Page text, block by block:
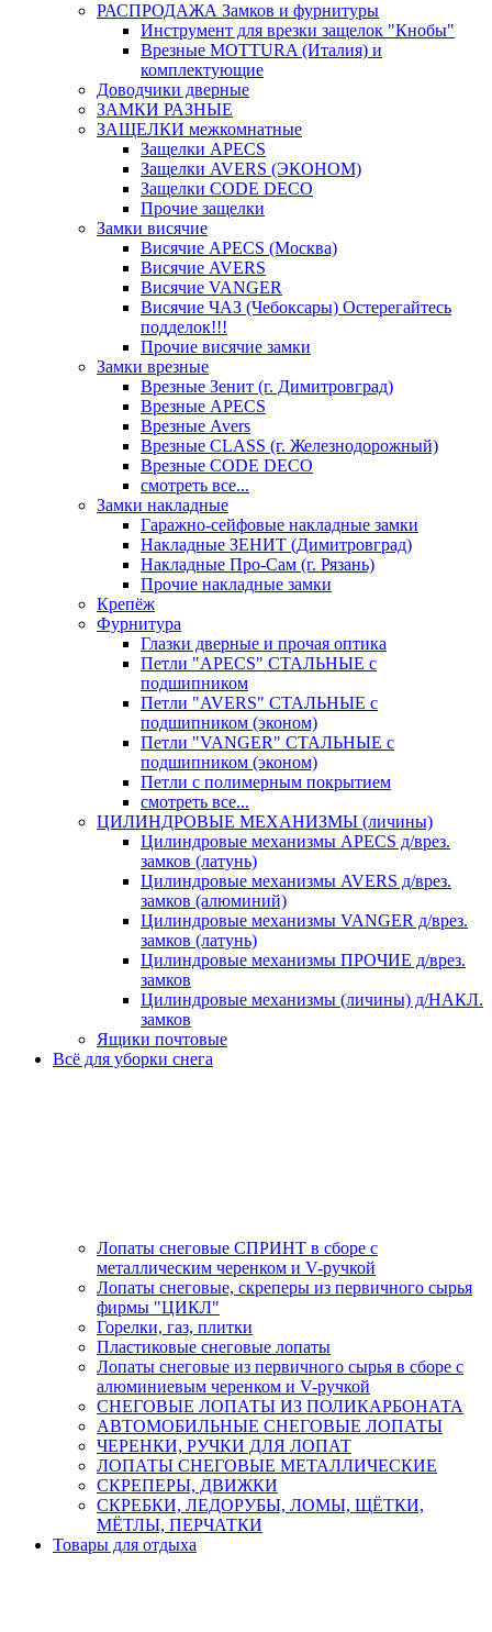
РАСПРОДАЖА Замков и фурнитуры
Инструмент для врезки защелок "Кнобы"
Врезные MOTTURA (Италия) и
комплектующие
Доводчики дверные
ЗАМКИ РАЗНЫЕ
ЗАЩЕЛКИ межкомнатные
Защелки APECS
Защелки AVERS (ЭКОНОМ)
Защелки CODE DECO
Прочие защелки
Замки висячие
Висячие APECS (Москва)
Висячие AVERS
Висячие VANGER
Висячие ЧАЗ (Чебоксары) Остерегайтесь
подделок!!!
Прочие висячие замки
Замки врезные
Врезные Зенит (г. Димитровград)
Врезные APECS
Врезные Avers
Врезные CLASS (г. Железнодорожный)
Врезные CODE DECO
смотреть все...
Замки накладные
Гаражно-сейфовые накладные замки
Накладные ЗЕНИТ (Димитровград)
Накладные Про-Сам (г. Рязань)
Прочие накладные замки
Крепёж
Фурнитура
Глазки дверные и прочая оптика
Петли "APECS" СТАЛЬНЫЕ с
подшипником
Петли "AVERS" СТАЛЬНЫЕ с
подшипником (эконом)
Петли "VANGER" СТАЛЬНЫЕ с
подшипником (эконом)
Петли с полимерным покрытием
смотреть все...
ЦИЛИНДРОВЫЕ МЕХАНИЗМЫ (личины)
Цилиндровые механизмы APECS д/врез.
замков (латунь)
Цилиндровые механизмы AVERS д/врез.
замков (алюминий)
Цилиндровые механизмы VANGER д/врез.
замков (латунь)
Цилиндровые механизмы ПРОЧИЕ д/врез.
замков
Цилиндровые механизмы (личины) д/НАКЛ.
замков
Ящики почтовые
Всё для уборки снега
Лопаты снеговые СПРИНТ в сборе с
металлическим черенком и V-ручкой
Лопаты снеговые, скреперы из первичного сырья
фирмы "ЦИКЛ"
Горелки, газ, плитки
Пластиковые снеговые лопаты
Лопаты снеговые из первичного сырья в сборе с
алюминиевым черенком и V-ручкой
СНЕГОВЫЕ ЛОПАТЫ ИЗ ПОЛИКАРБОНАТА
АВТОМОБИЛЬНЫЕ СНЕГОВЫЕ ЛОПАТЫ
ЧЕРЕНКИ, РУЧКИ ДЛЯ ЛОПАТ
ЛОПАТЫ СНЕГОВЫЕ МЕТАЛЛИЧЕСКИЕ
СКРЕПЕРЫ, ДВИЖКИ
СКРЕБКИ, ЛЕДОРУБЫ, ЛОМЫ, ЩЁТКИ,
МЁТЛЫ, ПЕРЧАТКИ
Товары для отдыха